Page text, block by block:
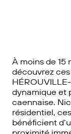
À moins de
découvrez
dynamique et
caennaise.
résidentiel,
bénéficient